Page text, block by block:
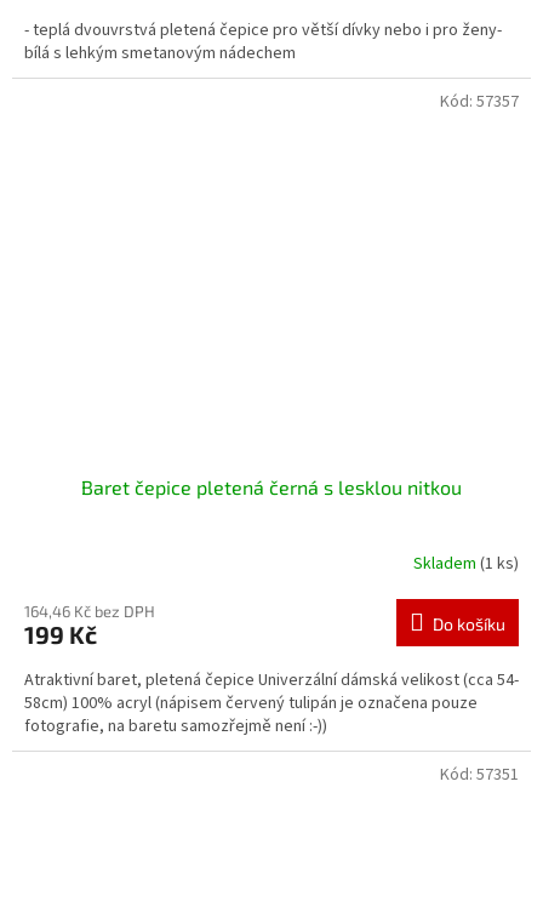
- teplá dvouvrstvá pletená čepice pro větší dívky nebo i pro ženy-
bílá s lehkým smetanovým nádechem
Baret čepice pletená černá s lesklou nitkou
Skladem (1 ks)
164,46 Kč bez DPH
199 Kč Do košíku
Atraktivní baret, pletená čepice Univerzální dámská velikost (cca 54-
58cm) 100% acryl (nápisem červený tulipán je označena pouze
fotografie, na baretu samozřejmě není :-))
Kód: 57357
Kód: 57351